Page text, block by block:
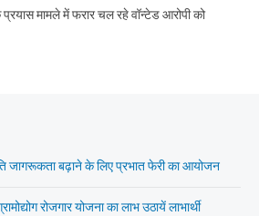
मामले में फरार चल रहे वॉन्टेड आरोपी को
जागरूकता बढ़ाने के लिए प्रभात फेरी का आयोजन
रोजगार योजना का लाभ उठायें लाभार्थी